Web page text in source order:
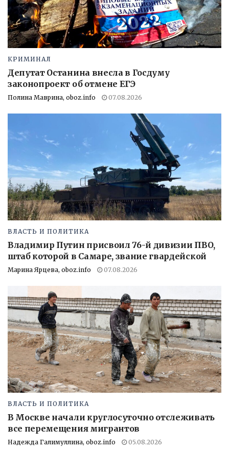
КРИМИНАЛ
Депутат Останина внесла в Госдуму
законопроект об отмене ЕГЭ
Полина Маврина, oboz.info 07.08.2026
ВЛАСТЬ И ПОЛИТИКА
Владимир Путин присвоил 76-й дивизии ПВО,
штаб которой в Самаре, звание гвардейской
Марина Ярцева, oboz.info 07.08.2026
ВЛАСТЬ И ПОЛИТИКА
В Москве начали круглосуточно отслеживать
все перемещения мигрантов
Надежда Галимуллина, oboz.info 05.08.2026